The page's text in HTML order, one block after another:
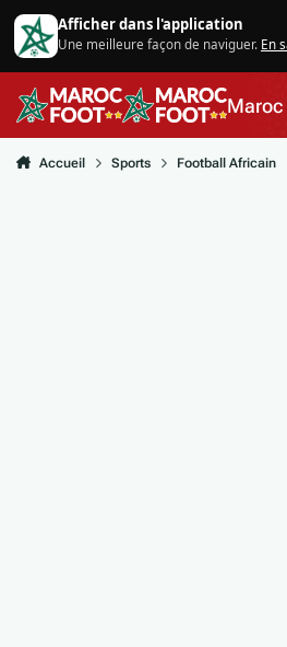
Aller au contenu
Afficher dans l'application
Une meilleure façon de naviguer. En
Maroc
Accueil Sports Football Africain